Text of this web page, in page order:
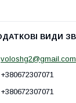
voloshg2@gmail.com
+380672307071
+380672307071